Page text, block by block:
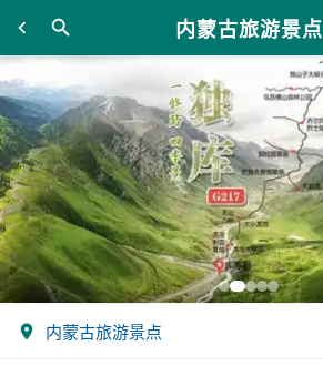
内蒙古旅游景点
内蒙古旅游景点